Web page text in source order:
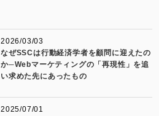
2026/03/03
なぜSSCは行動経済学者を顧問に迎えたの
か─Webマーケティングの「再現性」を追
い求めた先にあったもの
2025/07/01